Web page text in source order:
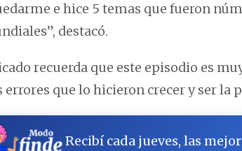
e hice 5 temas que fueron
destacó.
recuerda que este episodio es
errores que lo hicieron crecer y ser la
Recibí cada jueves, las